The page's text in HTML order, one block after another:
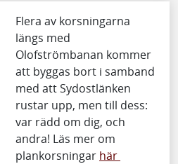
Flera av korsningarna
längs med
Olofströmbanan kommer
att byggas bort i samband
med att Sydostlänken
rustar upp, men till dess:
var rädd om dig, och
andra! Läs mer om
plankorsningar här